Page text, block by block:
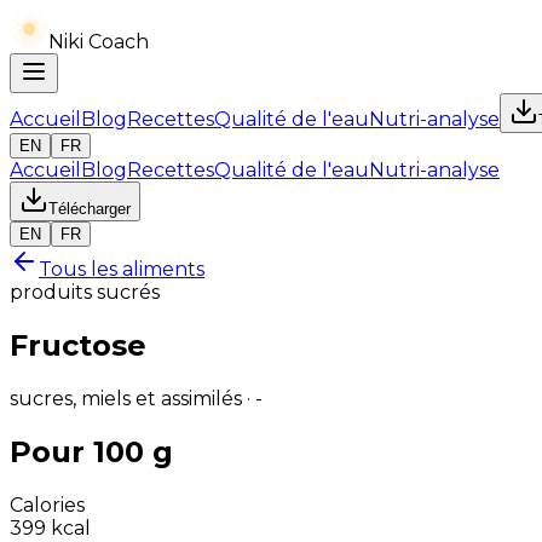
Niki Coach
Accueil BlogRecettesQualité de l'eauNutri-analyse
EN
FR
Accueil BlogRecettesQualité de l'eauNutri-analyse
Télécharger
EN
FR
Tous les aliments
produits sucrés
Fructose
sucres, miels et assimilés · -
Pour 100 g
Calories
399 kcal